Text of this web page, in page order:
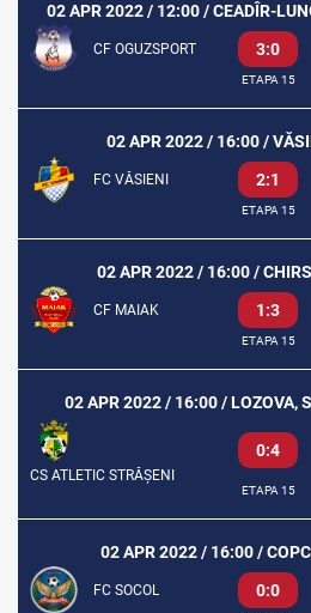
02 APR 2022 / 12:00 / CEADÎR-
CF OGUZSPORT 3:0
ETAPA 15
02 APR 2022 / 16:00 /
FC VĂSIENI 2:1
ETAPA 15
02 APR 2022 / 16:00 /
CF MAIAK 1:3
ETAPA 15
02 APR 2022 / 16:00 / LOZOVA,
CS ATLETIC STRĂȘENI
0:4
ETAPA 15
02 APR 2022 / 16:00 /
FC SOCOL 0:0